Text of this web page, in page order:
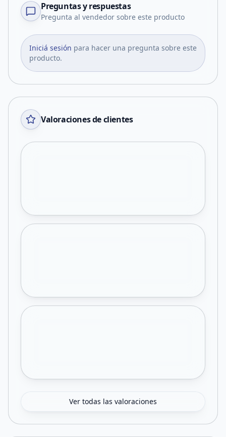
Preguntas y respuestas
Pregunta al vendedor sobre este producto
Iniciá sesión para hacer una pregunta sobre este
producto.
Valoraciones de clientes
Ver todas las valoraciones